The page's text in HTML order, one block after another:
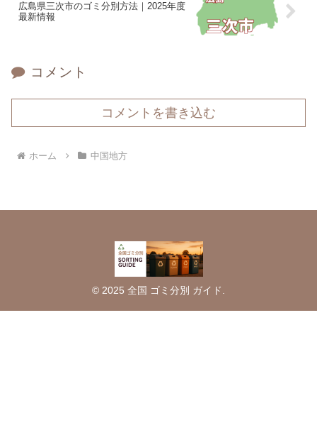
広島県三次市のゴミ分別方法｜2025年度
最新情報
コメント
コメントを書き込む
ホーム 中国地方
© 2025 全国 ゴミ分別 ガイド.